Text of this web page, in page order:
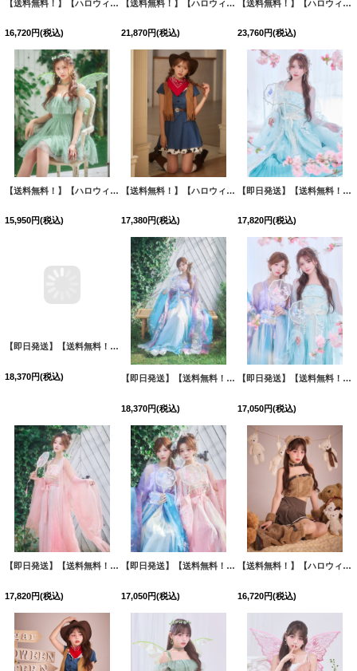
【送料無料！】【ハロウィン】もこもこベアプリーツセットアップ【コスプレ6点SET】【XS-Mサイズ】【予約/9月下旬発送予定】[OF03]
16,720円(税込)
【送料無料！】【ハロウィン】リボンヘッドレースアップゴシックメイドコスプレ【コスプレ5点SET】【XS-Lサイズ】【予約/10月上旬発送予定】[OF03]
21,870円(税込)
【送料無料！】【ハロウィン】ティアードフリルバニーガールセットアップコスプレ【コスプレ7点SET】【XS-Mサイズ】【予約/10月上旬発送予定】[OF03]みあ着用
23,760円(税込)
【送料無料！】【ハロウィン】オフショル妖精ワンピース【コスプレ5点SET】【XS-Mサイズ】[OF03]
15,950円(税込)
【送料無料！】【ハロウィン】デニムカウガールコスプレセット【コスプレ6点SET】【S-Lサイズ】【予約/9月下旬発送予定】[OF03]
17,380円(税込)
【即日発送】【送料無料！】【ハロウィン】アイスブルー刺繍ロングシフォン漢服セット【コスプレ3点SET】【Fサイズ】[OF04]
17,820円(税込)
【即日発送】【送料無料！】【ハロウィン】ブルーグラデーション花刺繍ロングシフォン漢服セット【コスプレ5点SET】【Fサイズ】[OF03]
18,370円(税込)
【即日発送】【送料無料！】【ハロウィン】アイスブルー刺繍ロングシフォン漢服セット/ブルーグラデーション花刺繍ロングシフォン漢服セット【Fサイズ】[OF04]
17,050円(税込)
【即日発送】【送料無料！】【ハロウィン】ピンク花刺繍ロングシフォン漢服セット【コスプレ4点SET】【Fサイズ】[OF03]
17,820円(税込)
【即日発送】【送料無料！】【ハロウィン】ピンク花刺繍ロングシフォン漢服セット/ブルーグラデーション花刺繍ロングシフォン漢服セット【Fサイズ】[OF04]
17,050円(税込)
【送料無料！】【ハロウィン】もこもこベアプリーツセットアップ【コスプレ6点SET】【XS-Mサイズ】【予約/9月下旬発送予定】[OF03]吉木千沙都（ちぃぽぽ）着用
16,720円(税込)